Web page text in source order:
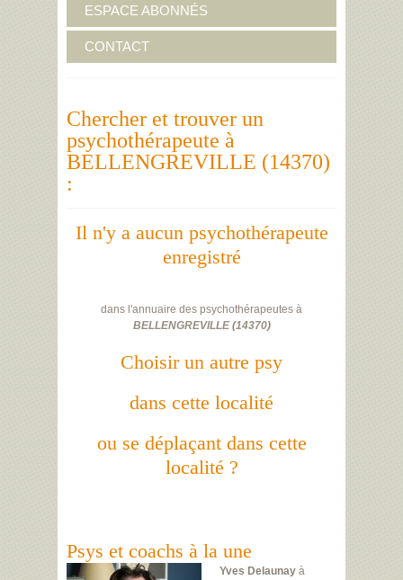
ESPACE ABONNÉS
CONTACT
Chercher et trouver un
psychothérapeute à
BELLENGREVILLE (14370)
:
Il n'y a aucun psychothérapeute
enregistré
dans l'annuaire des psychothérapeutes à
BELLENGREVILLE(14370)
Choisir un autre psy
dans cette localité
ou se déplaçant dans cette
localité ?
Psys et coachs à la une
Yves Delaunay à